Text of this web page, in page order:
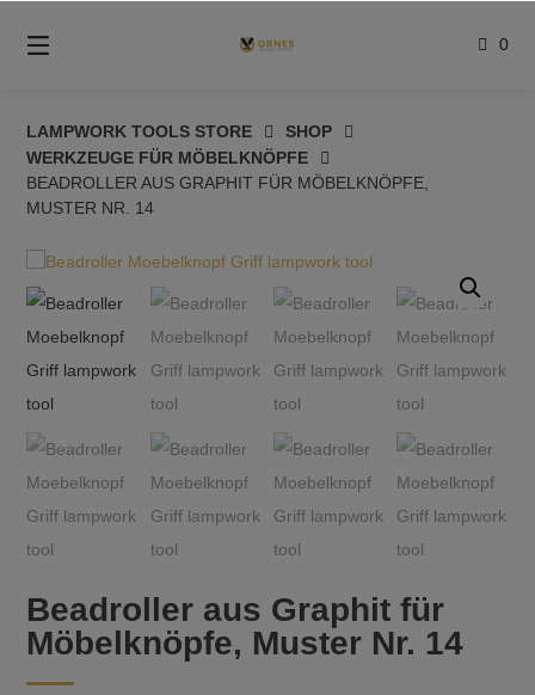
zum
Inhalt
0
LAMPWORK TOOLS STORE
SHOP
WERKZEUGE FÜR MÖBELKNÖPFE
BEADROLLER AUS GRAPHIT FÜR MÖBELKNÖPFE,
MUSTER NR. 14
Beadroller aus Graphit für
Möbelknöpfe, Muster Nr. 14